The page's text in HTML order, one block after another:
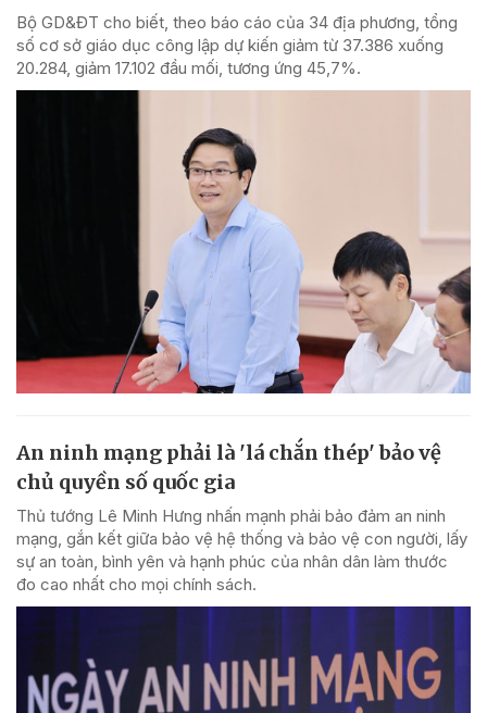
Bộ GD&ĐT cho biết, theo báo cáo của 34 địa phương, tổng
số cơ sở giáo dục công lập dự kiến giảm từ 37.386 xuống
20.284, giảm 17.102 đầu mối, tương ứng 45,7%.
An ninh mạng phải là 'lá chắn thép' bảo vệ
chủ quyền số quốc gia
Thủ tướng Lê Minh Hưng nhấn mạnh phải bảo đảm an ninh
mạng, gắn kết giữa bảo vệ hệ thống và bảo vệ con người, lấy
sự an toàn, bình yên và hạnh phúc của nhân dân làm thước
đo cao nhất cho mọi chính sách.